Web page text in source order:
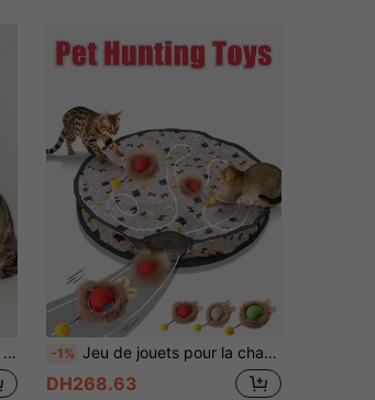
-1% Jeu de jouets pour la chasse aux chats, boule de chat électrique avec éclairage, jouet de poursuite et de chasse pour animaux de compagnie, rechargeable par USB, fournitures pour chatons et animaux de compagnie
DH268.63